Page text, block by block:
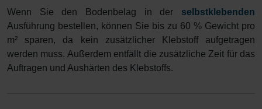
Wenn Sie den Bodenbelag in der selbstklebenden
Ausführung bestellen, können Sie bis zu 60 % Gewicht pro
m² sparen, da kein zusätzlicher Klebstoff aufgetragen
werden muss. Außerdem entfällt die zusätzliche Zeit für das
Auftragen und Aushärten des Klebstoffs.